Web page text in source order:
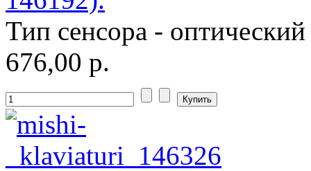
Тип сенсора - оптический
676,00 р.